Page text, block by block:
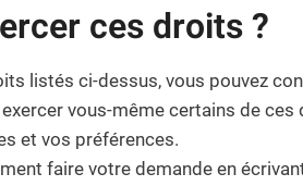
ces droits ?
listés ci-dessus, vous pouvez
vous-même certains de
et vos préférences.
faire votre demande en